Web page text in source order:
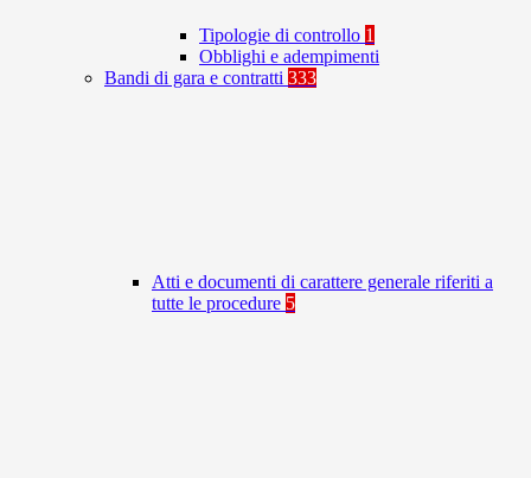
Tipologie di controllo 1
Obblighi e adempimenti
Bandi di gara e contratti 333
Atti e documenti di carattere generale riferiti a
tutte le procedure 5